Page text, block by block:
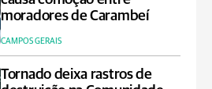
moradores de Carambeí
CAMPOS GERAIS
Tornado deixa rastros de